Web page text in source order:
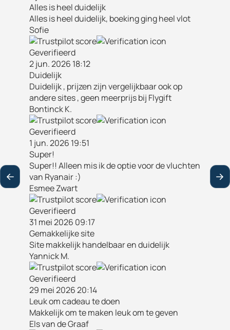
Alles is heel duidelijk
Alles is heel duidelijk, boeking ging heel vlot
Sofie
Geverifieerd
2 jun. 2026 18:12
Duidelijk
Duidelijk , prijzen zijn vergelijkbaar ook op
andere sites , geen meerprijs bij Flygift
Bontinck K.
Geverifieerd
1 jun. 2026 19:51
Super!
Super!! Alleen mis ik de optie voor de vluchten
van Ryanair :)
Esmee Zwart
Geverifieerd
31 mei 2026 09:17
Gemakkelijke site
Site makkelijk handelbaar en duidelijk
Yannick M.
Geverifieerd
29 mei 2026 20:14
Leuk om cadeau te doen
Makkelijk om te maken leuk om te geven
Els van de Graaf